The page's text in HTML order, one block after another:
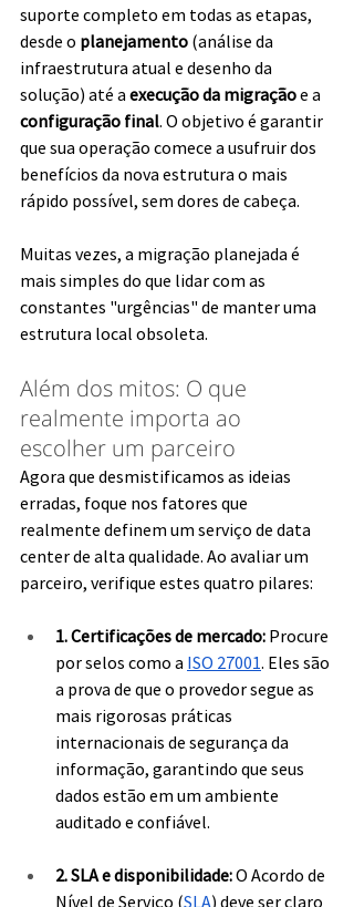
suporte completo em todas as etapas,
desde o planejamento (análise da
infraestrutura atual e desenho da
solução) até a execução da migração e a
configuração final. O objetivo é garantir
que sua operação comece a usufruir dos
benefícios da nova estrutura o mais
rápido possível, sem dores de cabeça.
Muitas vezes, a migração planejada é
mais simples do que lidar com as
constantes "urgências" de manter uma
estrutura local obsoleta.
Além dos mitos: O que
realmente importa ao
escolher um parceiro
Agora que desmistificamos as ideias
erradas, foque nos fatores que
realmente definem um serviço de data
center de alta qualidade. Ao avaliar um
parceiro, verifique estes quatro pilares:
1. Certificações de mercado: Procure
por selos como a ISO 27001. Eles são
a prova de que o provedor segue as
mais rigorosas práticas
internacionais de segurança da
informação, garantindo que seus
dados estão em um ambiente
auditado e confiável.
2. SLA e disponibilidade: O Acordo de
Nível de Serviço (SLA) deve ser claro